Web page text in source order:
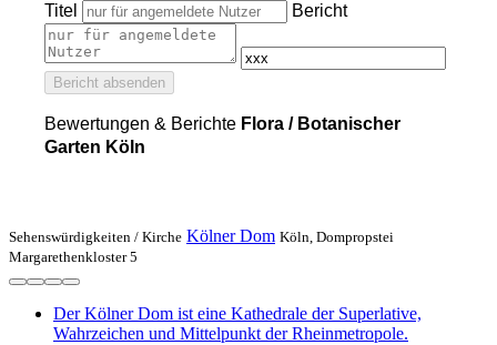
Titel Bericht
Bericht absenden
Bewertungen & Berichte Flora / Botanischer
Garten Köln
Sehenswürdigkeiten / Kirche Kölner Dom Köln, Dompropstei
Margarethenkloster 5
Der Kölner Dom ist eine Kathedrale der Superlative,
Wahrzeichen und Mittelpunkt der Rheinmetropole.